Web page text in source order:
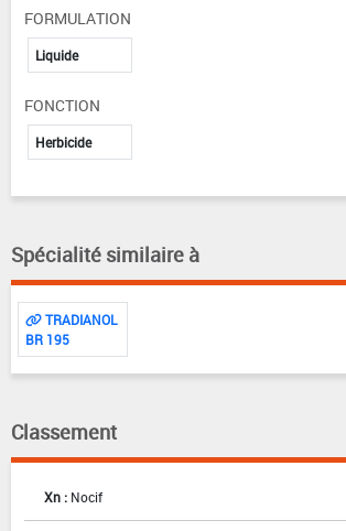
FORMULATION
Liquide
FONCTION
Herbicide
Spécialité similaire à
TRADIANOL
BR 195
Classement
Xn : Nocif